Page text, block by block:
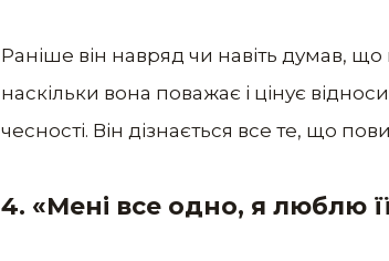
Раніше він навряд чи навіть думав,
наскільки вона поважає і цінує
чесності. Він дізнається все те, що
4. «Мені все одно, я люблю